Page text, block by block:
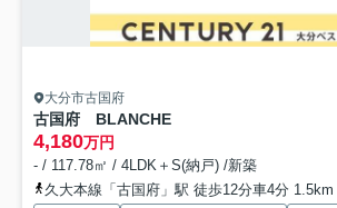
大分市古国府
古国府 BLANCHE
4,180万円
- / 117.78㎡ / 4LDK＋S(納戸) /新築
久大本線「古国府」駅 徒歩12分車4分 1.5km